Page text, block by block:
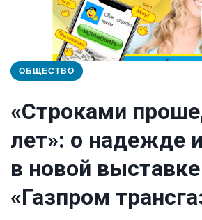
ОБЩЕСТВО
«Строками
лет»: о надежде
в новой выставке
«Газпром